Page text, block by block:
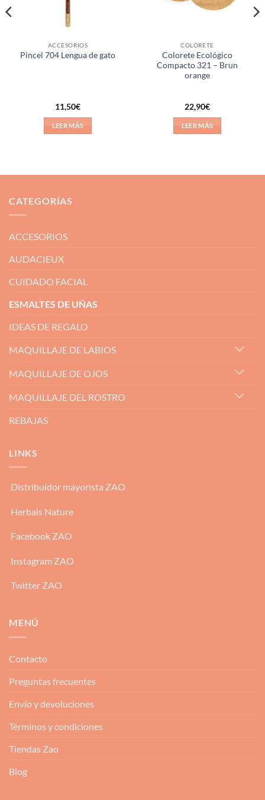
ACCESORIOS
Pincel 704 Lengua de gato
11,50€
LEER MÁS
COLORETE
Colorete Ecológico
Compacto 321 – Brun
orange
22,90€
LEER MÁS
CATEGORÍAS
ACCESORIOS
AUDACIEUX
CUIDADO FACIAL
ESMALTES DE UÑAS
IDEAS DE REGALO
MAQUILLAJE DE LABIOS
MAQUILLAJE DE OJOS
MAQUILLAJE DEL ROSTRO
REBAJAS
LINKS
Distribuidor mayorista ZAO
Herbals Nature
Facebook ZAO
Instagram ZAO
Twitter ZAO
MENÚ
Contacto
Preguntas frecuentes
Envío y devoluciones
Términos y condiciones
Tiendas Zao
Blog